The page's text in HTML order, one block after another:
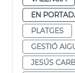
EN
PLATGES
GESTIÓ
JESÚS